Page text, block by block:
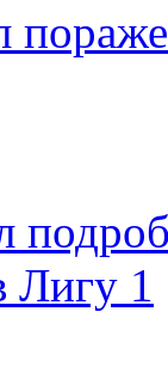
Лигу 1